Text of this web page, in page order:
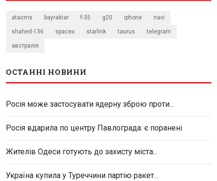
atacms bayraktar f-35 g20 iphone navi
shahed-136 spacex starlink taurus telegram
австралія
ОСТАННІ НОВИНИ
Росія може застосувати ядерну зброю проти...
Росія вдарила по центру Павлограда: є поранені
Жителів Одеси готують до захисту міста...
Україна купила у Туреччини партію ракет...